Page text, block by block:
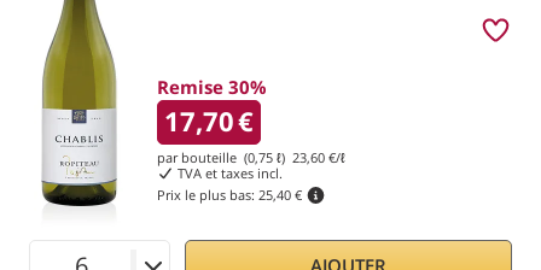
Remise 30%
17,70€
par bouteille (0,75 ℓ) 23,60 €/ℓ
TVA et taxes incl.
Prix le plus bas: 25,40 €
AJOUTER